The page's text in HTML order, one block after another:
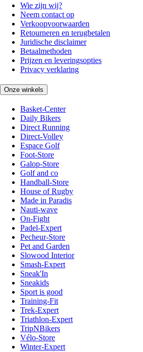
Wie zijn wij?
Neem contact op
Verkoopvoorwaarden
Retourneren en terugbetalen
Juridische disclaimer
Betaalmethoden
Prijzen en leveringsopties
Privacy verklaring
Onze winkels
Basket-Center
Daily Bikers
Direct Running
Direct-Volley
Espace Golf
Foot-Store
Galop-Store
Golf and co
Handball-Store
House of Rugby
Made in Paradis
Nauti-wave
On-Fight
Padel-Expert
Pecheur-Store
Pet and Garden
Slowood Interior
Smash-Expert
Sneak'In
Sneakids
Sport is good
Training-Fit
Trek-Expert
Triathlon-Expert
TripNBikers
Vélo-Store
Winter-Expert